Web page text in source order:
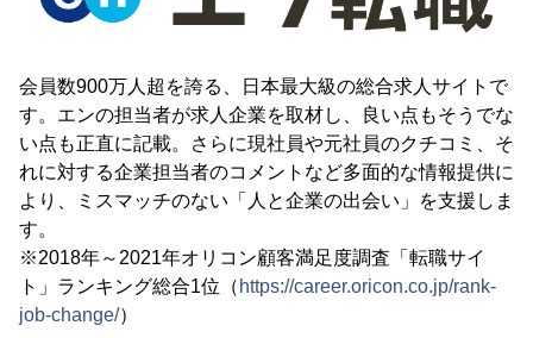
会員数900万人超を誇る、日本最大級の総合求人サイトで
す。エンの担当者が求人企業を取材し、良い点もそうでな
い点も正直に記載。さらに現社員や元社員のクチコミ、そ
れに対する企業担当者のコメントなど多面的な情報提供に
より、ミスマッチのない「人と企業の出会い」を支援しま
す。
※2018年～2021年オリコン顧客満足度調査「転職サイ
ト」ランキング総合1位（ https://career.oricon.co.jp/rank-
job-change/）